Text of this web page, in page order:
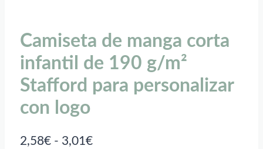
Camiseta de manga corta
infantil de 190 g/m²
Stafford para personalizar
con logo
2,58€ - 3,01€Rango